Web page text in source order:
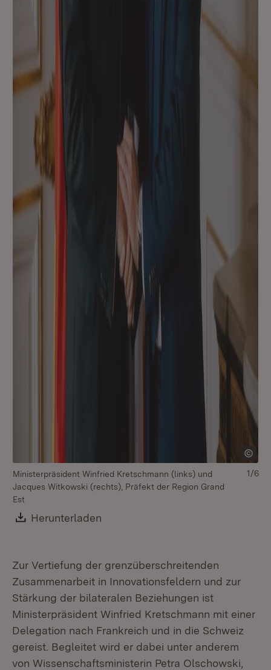
Ministerpräsident Winfried Kretschmann (links) und
Jacques Witkowski (rechts), Präfekt der Region Grand
Est
Download:
Herunterladen
1/6
Zur Vertiefung der grenzüberschreitenden
Zusammenarbeit in Innovationsfeldern und zur
Stärkung der bilateralen Beziehungen ist
Ministerpräsident Winfried Kretschmann mit einer
Delegation nach Frankreich und in die Schweiz
gereist. Begleitet wird er dabei unter anderem
von Wissenschaftsministerin Petra Olschowski,